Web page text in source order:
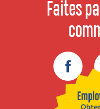
Faites
Facebook